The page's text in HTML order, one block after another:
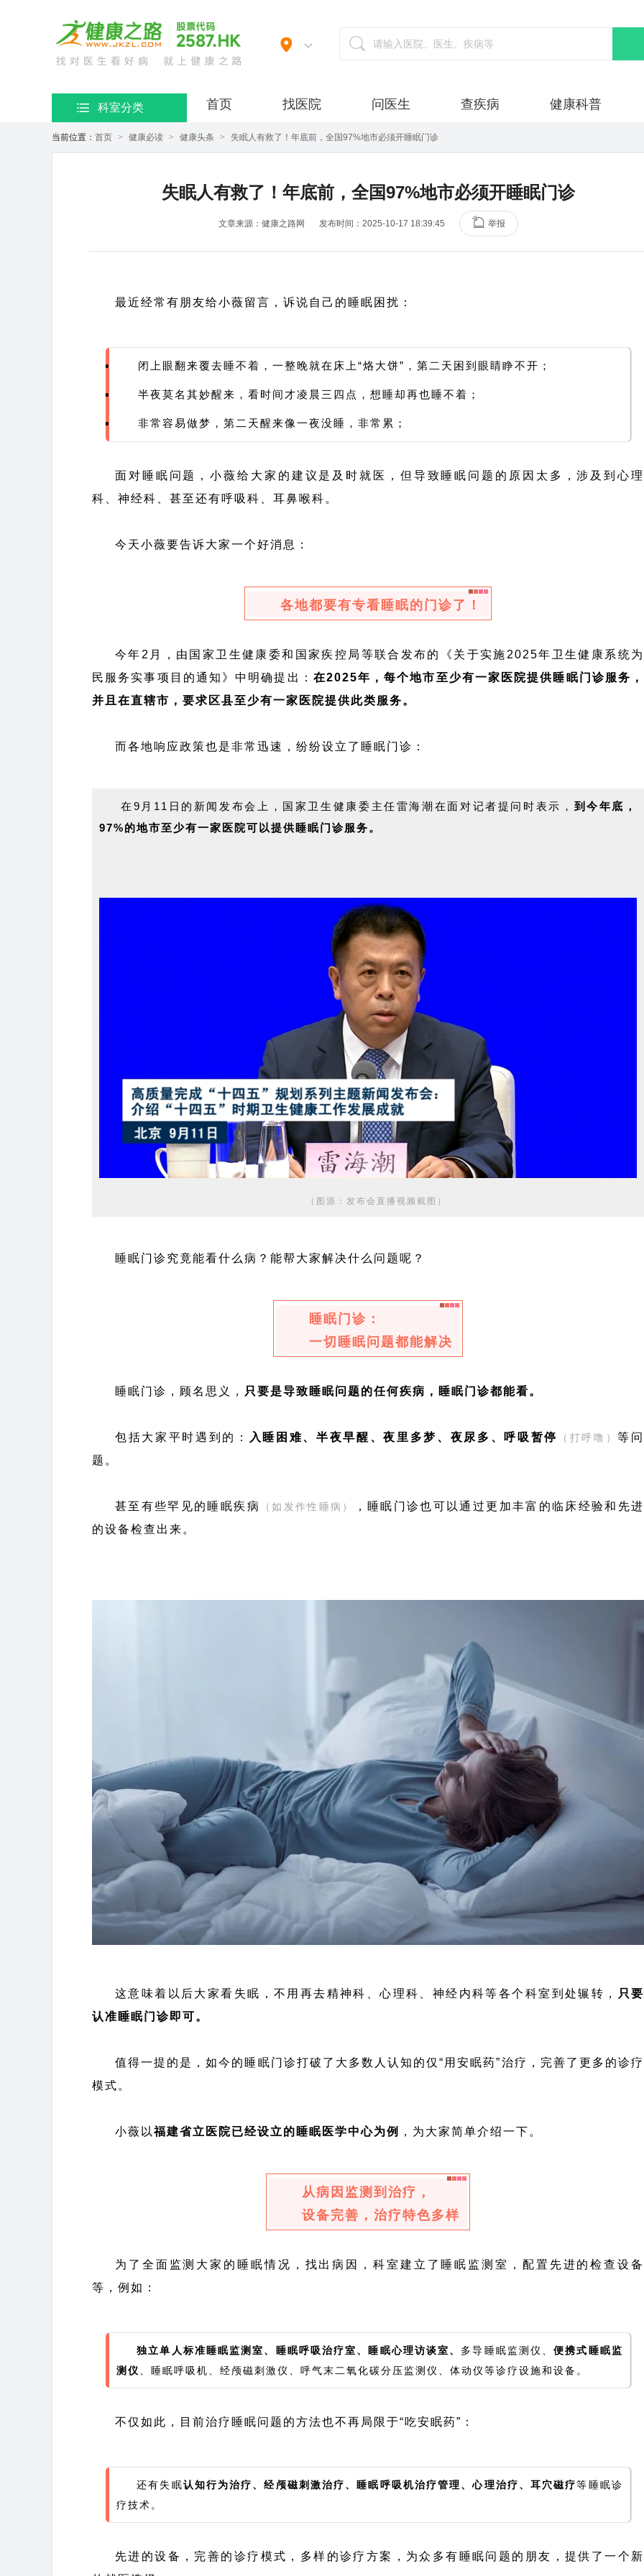
科室分类 首页 找医院 问医生 查疾病 健康科普
当前位置： 首页 > 健康必读 > 健康头条 > 失眠人有救了！年底前，全国97%地市必须开睡眠门诊
失眠人有救了！年底前，全国97%地市必须开睡眠门诊
文章来源：健康之路网 发布时间：2025-10-17 18:39:45 举报
最近经常有朋友给小薇留言，诉说自己的睡眠困扰：
闭上眼翻来覆去睡不着，一整晚就在床上“烙大饼”，第二天困到眼睛睁不开；
半夜莫名其妙醒来，看时间才凌晨三四点，想睡却再也睡不着；
非常容易做梦，第二天醒来像一夜没睡，非常累；
面对睡眠问题，小薇给大家的建议是及时就医，但导致睡眠问题的原因太多，涉及到心理
科、神经科、甚至还有呼吸科、耳鼻喉科。
今天小薇要告诉大家一个好消息：
各地都要有专看睡眠的门诊了！
今年2月，由国家卫生健康委和国家疾控局等联合发布的《关于实施2025年卫生健康系统为
民服务实事项目的通知》中明确提出： 在2025年，每个地市至少有一家医院提供睡眠门诊服务，
并且在直辖市，要求区县至少有一家医院提供此类服务。
而各地响应政策也是非常迅速，纷纷设立了睡眠门诊：
在9月11日的新闻发布会上，国家卫生健康委主任雷海潮在面对记者提问时表示， 到今年底，
97%的地市至少有一家医院可以提供睡眠门诊服务。
（图源：发布会直播视频截图）
睡眠门诊究竟能看什么病？能帮大家解决什么问题呢？
睡眠门诊：
一切睡眠问题都能解决
睡眠门诊，顾名思义， 只要是导致睡眠问题的任何疾病，睡眠门诊都能看。
包括大家平时遇到的： 入睡困难、半夜早醒、夜里多梦、夜尿多、呼吸暂停 （打呼噜 ）等问
题。
甚至有些罕见的睡眠疾病 （如发作性睡病）
，睡眠门诊也可以通过更加丰富的临床经验和先进
的设备检查出来。
这意味着以后大家看失眠，不用再去精神科、心理科、神经内科等各个科室到处辗转，
只要
认准睡眠门诊即可。
值得一提的是，如今的睡眠门诊打破了大多数人认知的仅“用安眠药”治疗，完善了更多的诊疗
模式。
小薇以福建省立医院已经设立的睡眠医学中心为例 ，为大家简单介绍一下。
从病因监测到治疗，
设备完善，治疗特色多样
为了全面监测大家的睡眠情况，找出病因，科室建立了睡眠监测室，配置先进的检查设备
等，例如：
独立单人标准睡眠监测室、睡眠呼吸治疗室、睡眠心理访谈室、 多导睡眠监测仪、便携式睡眠监
测仪
、睡眠呼吸机、经颅磁刺激仪、呼气末二氧化碳分压监测仪、体动仪等诊疗设施和设备。
不仅如此，目前治疗睡眠问题的方法也不再局限于“吃安眠药”：
还有失眠认知行为治疗、经颅磁刺激治疗、睡眠呼吸机治疗管理、心理治疗、耳穴磁疗等睡眠诊
疗技术。
先进的设备，完善的诊疗模式，多样的诊疗方案，为众多有睡眠问题的朋友，提供了一个新